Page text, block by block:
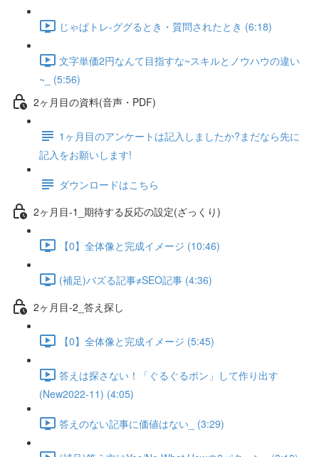
じゃぱトレ-ググるとき・質問されたとき (6:18)
文字単価2円なんて目指すな~スキルとノウハウの違い
~_ (5:56)
2ヶ月目の資料(音声・PDF)
1ヶ月目のアンケートは記入しましたか?まだなら先に
記入をお願いします!
ダウンロードはこちら
2ヶ月目-1_期待する反応の設定(ざっくり)
【0】全体像と完成イメージ (10:46)
(補足)バズる記事≠SEO記事 (4:36)
2ヶ月目-2_答え探し
【0】全体像と完成イメージ (5:45)
答えは探さない！「ぐるぐるポン」して作り出す
(New2022-11) (4:05)
答えのない記事に価値はない_ (3:29)